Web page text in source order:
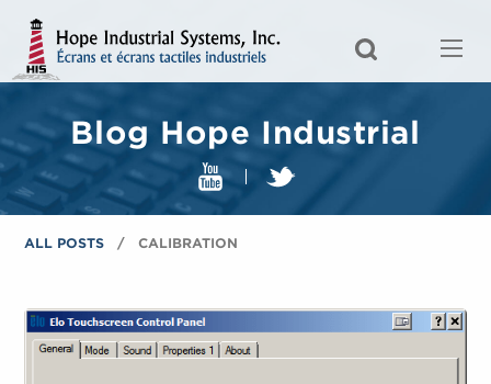
Blog Hope Industrial
ALL POSTS CALIBRATION